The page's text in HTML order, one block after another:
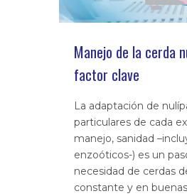
Manejo de la cerda
factor clave
La adaptación de
particulares de cada
manejo, sanidad
enzoóticos-) es un
necesidad de cerdas
constante y en